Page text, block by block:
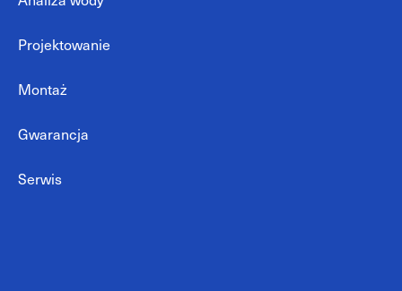
Projektowanie
Montaż
Gwarancja
Serwis